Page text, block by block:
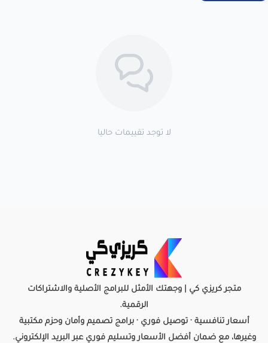
لا توجد تقييمات حاليا
متجر كريزي كي | وجهتك الأمثل للبرامج الأصلية والاشتراكات
الرقمية.
أسعار تنافسية · توصيل فوري · برامج تصميم وأمان وحزم مكتبية
وغيرها، مع ضمان أفضل الأسعار وتسليم فوري عبر البريد الإلكتروني.